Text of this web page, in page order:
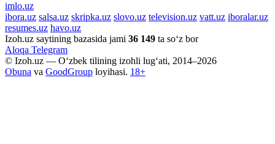
imlo.uz
ibora.uz salsa.uz skripka.uz slovo.uz television.uz vatt.uz iboralar.uz
resumes.uz havo.uz
Izoh.uz saytining bazasida jami 36 149 ta so‘z bor
Aloqa Telegram
© Izoh.uz — O‘zbek tilining izohli lug‘ati, 2014–2026
Obuna va GoodGroup loyihasi. 18+